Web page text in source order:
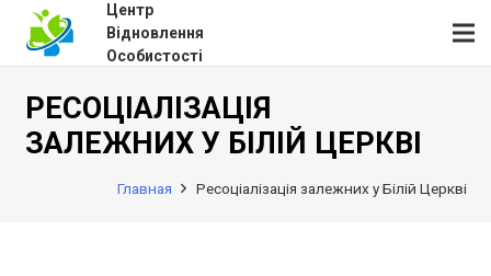
Центр
Відновлення
Особистості
РЕСОЦІАЛІЗАЦІЯ
ЗАЛЕЖНИХ У БІЛІЙ ЦЕРКВІ
Главная Ресоціалізація залежних у Білій Церкві